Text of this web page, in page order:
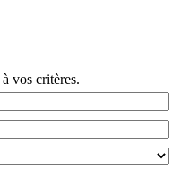
vos critères.